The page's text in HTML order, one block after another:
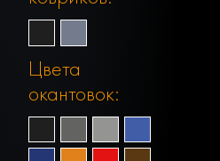
Цвета
окантовок: